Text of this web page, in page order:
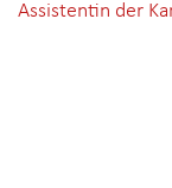
Assistentin der